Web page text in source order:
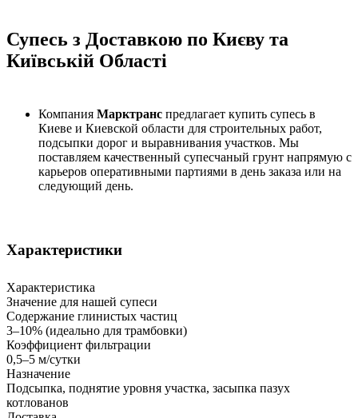
Супесь з Доставкою по Києву та
Київській Області
Компания Марктранс предлагает купить супесь в
Киеве и Киевской области для строительных работ,
подсыпки дорог и выравнивания участков. Мы
поставляем качественный супесчаный грунт напрямую с
карьеров оперативными партиями в день заказа или на
следующий день.
Характеристики
Характеристика
Значение для нашей супеси
Содержание глинистых частиц
3–10% (идеально для трамбовки)
Коэффициент фильтрации
0,5–5 м/сутки
Назначение
Подсыпка, поднятие уровня участка, засыпка пазух
котлованов